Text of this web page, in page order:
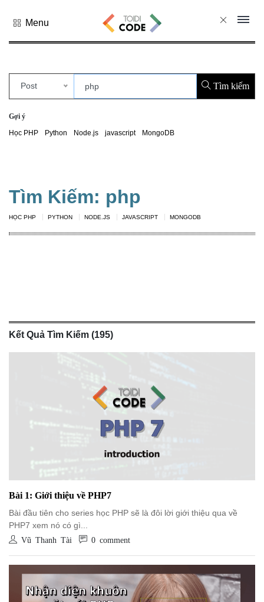
Tất cả
danh mục
PYTHON
HTML
CSS
Menu
Post Tìm kiếm
Gợi ý
Học PHP
Python Node.js javascript MongoDB
Tìm Kiếm: php
HỌC PHP PYTHON NODE.JS JAVASCRIPT MONGODB
Kết Quả Tìm Kiếm (195)
Bài 1: Giới thiệu về PHP7
Bài đầu tiên cho series học PHP sẽ là đôi lời giới thiệu qua về
PHP7 xem nó có gì...
Vũ Thanh Tài 0 comment